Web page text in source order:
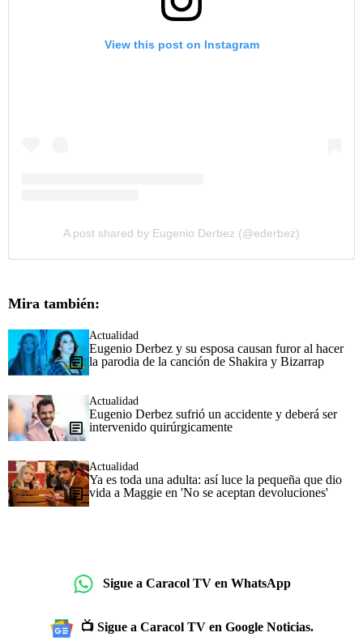
View this post on Instagram
A post shared by Eugenio Derbez (@ederbez)
Mira también:
Actualidad
Eugenio Derbez y su esposa causan furor al hacer
la parodia de la canción de Shakira y Bizarrap
Actualidad
Eugenio Derbez sufrió un accidente y deberá ser
intervenido quirúrgicamente
Actualidad
Ya es toda una adulta: así luce la pequeña que dio
vida a Maggie en 'No se aceptan devoluciones'
Sigue a Caracol TV en WhatsApp
📺 Sigue a Caracol TV en Google Noticias.